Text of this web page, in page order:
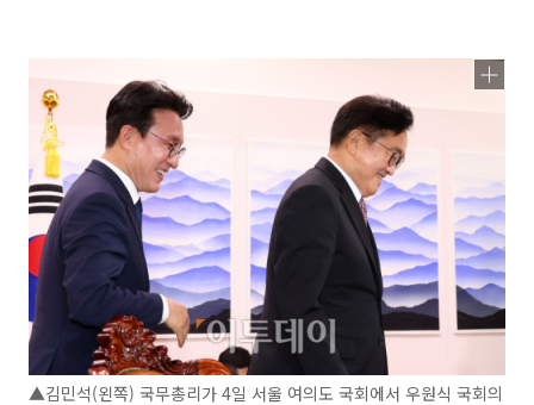
▲김민석(왼쪽) 국무총리가 4일 서울 여의도 국회에서 우원식 국회의